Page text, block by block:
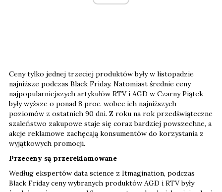
Ceny tylko jednej trzeciej produktów były w listopadzie
najniższe podczas Black Friday. Natomiast średnie ceny
najpopularniejszych artykułów RTV i AGD w Czarny Piątek
były wyższe o ponad 8 proc. wobec ich najniższych
poziomów z ostatnich 90 dni. Z roku na rok przedświąteczne
szaleństwo zakupowe staje się coraz bardziej powszechne, a
akcje reklamowe zachęcają konsumentów do korzystania z
wyjątkowych promocji.
Przeceny są przereklamowane
Według ekspertów data science z Itmagination, podczas
Black Friday ceny wybranych produktów AGD i RTV były